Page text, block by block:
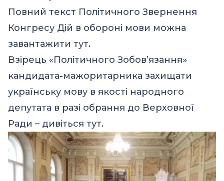
Повний текст Політичного Звернення
Конгресу Дій в обороні мови можна
завантажити тут.
Взірець «Політичного Зобов’язання»
кандидата-мажоритарника захищати
українську мову в якості народного
депутата в разі обрання до Верховної
Ради – дивіться тут.